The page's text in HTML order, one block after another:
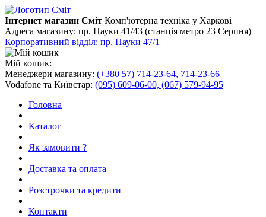
Інтернет магазин Сміт Комп'ютерна техніка у Харкові
Адреса магазину: пр. Науки 41/43 (станція метро 23 Серпня)
Корпоративний відділ: пр. Науки 47/1
Мій кошик:
Менеджери магазину: (+380 57) 714-23-64, 714-23-66
Vodafone та Київстар: (095) 609-06-00, (067) 579-94-95
Головна
Каталог
Як замовити ?
Доставка та оплата
Розстрочки та кредити
Контакти